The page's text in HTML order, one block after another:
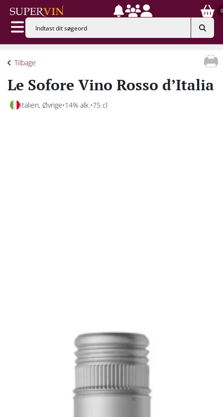
0
Tilbage
Le Sofore Vino Rosso d’Italia
Italien, Øvrige 14% alk. 75 cl